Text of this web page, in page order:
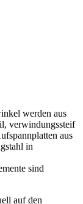
werden aus
verwindungssteif
aus
in
sind
auf den